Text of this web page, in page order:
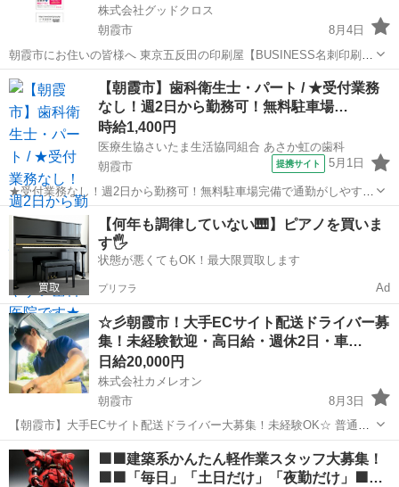
株式会社グッドクロス
朝霞市
8月4日
朝霞市にお住いの皆様へ 東京五反田の印刷屋【BUSINESS名刺印刷
所】です。 Wワーク・副業として 企業や飲食店等の店舗に対して 名
刺印刷の開拓営業 を行っていただける方を募集しています。 今のあ
な...
埼玉 営業 スタッフ
【朝霞市】歯科衛生士・パート / ★受付業務
なし！週2日から勤務可！無料駐車場…
時給1,400円
医療生協さいたま生活協同組合 あさか虹の歯科
朝霞市
提携サイト 5月1日
★受付業務なし！週2日から勤務可！無料駐車場完備で通勤がしやすい
歯科医院です★ 時給： 1,400円~ ※経験・能力に応じて決定 アクセ
ス：東上線 朝霞台 徒歩4分;武蔵野線 北朝霞 徒歩5分 オススメコメン
ト ●受付...
埼玉 朝霞市 歯科衛生士
【何年も調律していない🎹】ピアノを買いま
す🖐️
状態が悪くてもOK！最大限買取します
プリフラ Ad
☆彡朝霞市！大手ECサイト配送ドライバー募
集！未経験歓迎・高日給・週休2日・車…
日給20,000円
株式会社カメレオン
朝霞市
8月3日
【朝霞市】大手ECサイト配送ドライバー大募集！未経験OK☆ 普通免
許があれば、年齢・性別・学歴・職歴不問！「軽作業」「直行直帰
OK」「車両レンタルあり」とメリット多数！充実した研修制度で、積
込みから配達まで丁寧にサポートし...
埼玉 朝霞市 ドライバー 積み込み
🟩🟪建築系かんたん軽作業スタッフ大募集！
🟩🟪「毎日」「土日だけ」「夜勤だけ」🟩…